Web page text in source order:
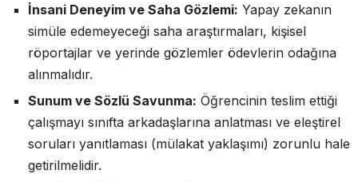
İnsani Deneyim ve Saha Gözlemi: Yapay zekanın
simüle edemeyeceği saha araştırmaları, kişisel
röportajlar ve yerinde gözlemler ödevlerin odağına
alınmalıdır.
Sunum ve Sözlü Savunma: Öğrencinin teslim ettiği
çalışmayı sınıfta arkadaşlarına anlatması ve eleştirel
soruları yanıtlaması (mülakat yaklaşımı) zorunlu hale
getirilmelidir.